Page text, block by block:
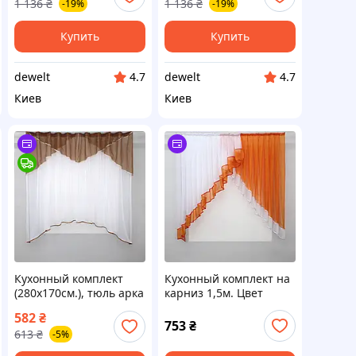
1 136 ₴ -19%
Купить
dewelt
4.7
Киев
1 136 ₴ -19%
Купить
dewelt
4.7
Киев
Кухонный комплект
(280х170см.), тюль арка
с ламбрекеном. Цвет
белый с коричневым.
Код 025к 52-0559 (52-
0559_VR)
582₴
613 ₴ -5%
Кухонный комплект на
карниз 1,5м. Цвет
белый с оранжевым.
Код 023к 52-0406
753₴